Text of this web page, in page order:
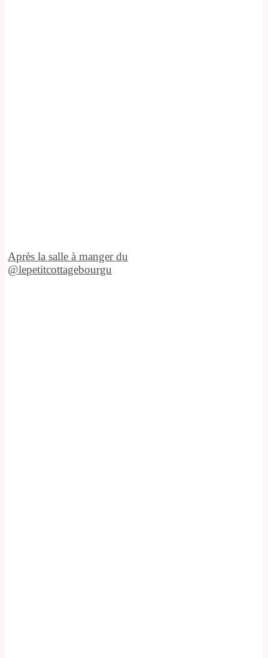
Après la salle à manger du
@lepetitcottagebourgu